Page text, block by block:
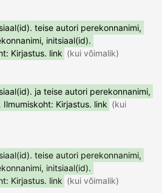
teise autori perekonnanimi,
initsiaal(id).
Kirjastus. link (kui võimalik)
ja teise autori perekonnanimi,
Ilmumiskoht: Kirjastus. link (kui
teise autori perekonnanimi,
initsiaal(id).
Kirjastus. link (kui võimalik)